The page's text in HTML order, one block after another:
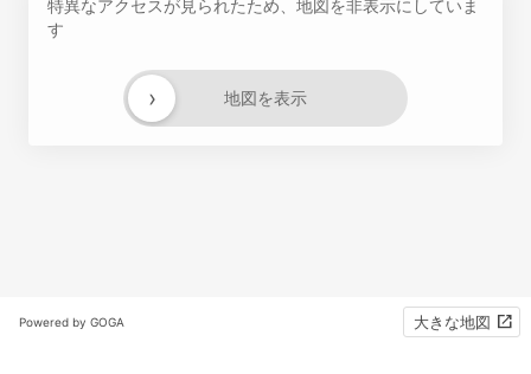
特異なアクセスが見られたため、地図を非表示にしていま
す
地図を表示
›
Powered by GOGA 大きな地図